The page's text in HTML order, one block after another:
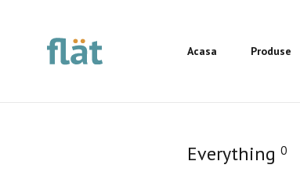
Acasa Produse
Everything 0